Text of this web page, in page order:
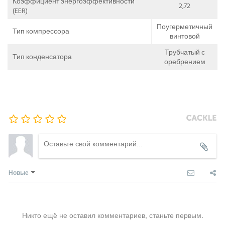
(EER)
2,72
Тип компрессора
Поугерметичный
винтовой
Тип конденсатора
Трубчатый с
оребрением
Новые
Никто ещё не оставил комментариев, станьте первым.